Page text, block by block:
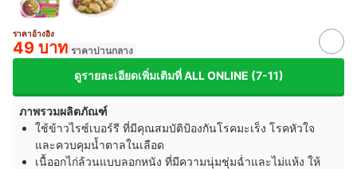
ราคาอ้างอิง
49 บาท ราคาปานกลาง
ดูรายละเอียดเพิ่มเติมที่ ALL ONLINE (7-11)
ภาพรวมผลิตภัณฑ์
ใช้ข้าวไรซ์เบอร์รี ที่มีคุณสมบัติป้องกันโรคมะเร็ง โรคหัวใจ
และควบคุมน้ำตาลในเลือด
เนื้ออกไก่ล้วนแบบลอกหนัง ที่มีความนุ่มชุ่มฉ่ำและไม่แห้ง ให้